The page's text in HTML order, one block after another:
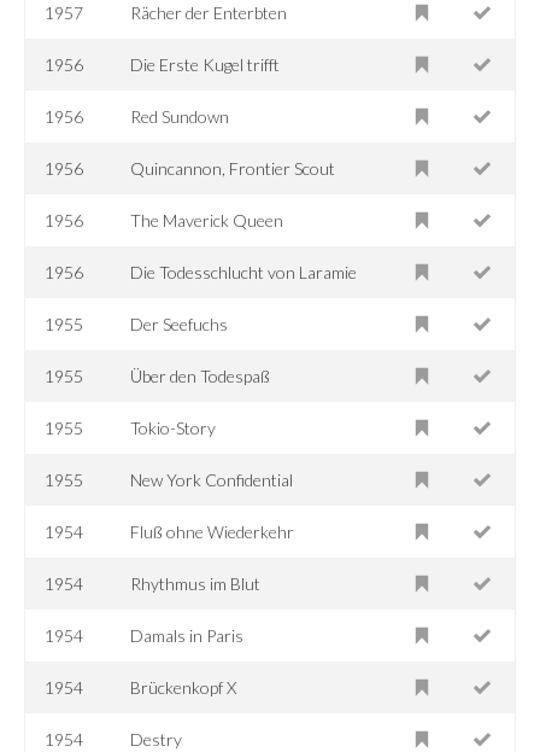
1957 Rächer der Enterbten
1956 Die Erste Kugel trifft
1956 Red Sundown
1956 Quincannon, Frontier Scout
1956 The Maverick Queen
1956 Die Todesschlucht von Laramie
1955 Der Seefuchs
1955 Über den Todespaß
1955 Tokio-Story
1955 New York Confidential
1954 Fluß ohne Wiederkehr
1954 Rhythmus im Blut
1954 Damals in Paris
1954 Brückenkopf X
1954 Destry